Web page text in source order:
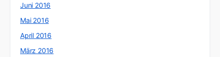
Juni 2016
Mai 2016
April 2016
März 2016